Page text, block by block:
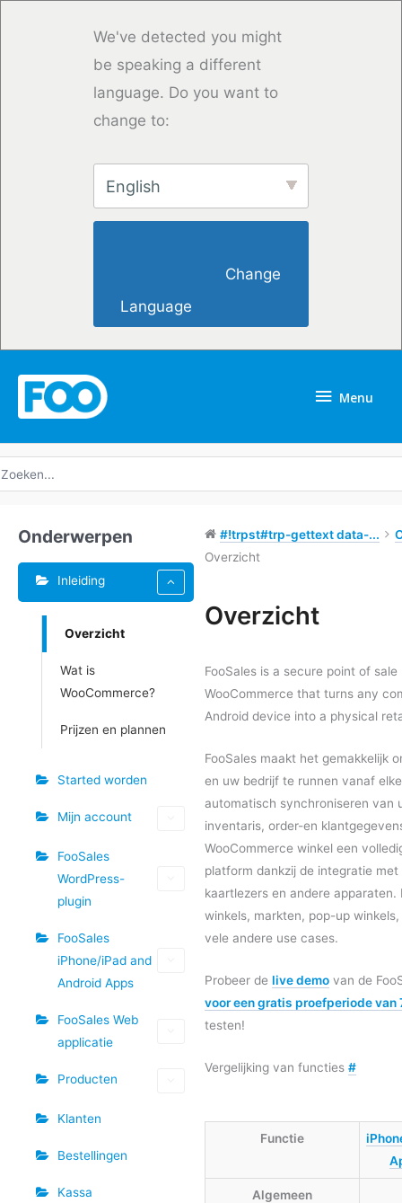
We've detected you might
be speaking a different
language. Do you want to
change to:
English
Language
Menu
Onderwerpen
Inleiding
Overzicht
Wat is
WooCommerce?
Prijzen en plannen
Started worden
Mijn account
FooSales
WordPress-
plugin
FooSales
iPhone/iPad and
Android Apps
FooSales Web
applicatie
Producten
Klanten
Bestellingen
Kassa
#!trpst#trp-gettext data-...
Overzicht
Overzicht
FooSales is a secure point of
WooCommerce that turns any
Android device into a physical
FooSales maakt het gemakkelijk
en uw bedrijf te runnen vanaf
automatisch synchroniseren van
inventaris, order-en
WooCommerce winkel een
platform dankzij de integratie
kaartlezers en andere
winkels, markten, pop-up
vele andere use cases.
Probeer de live demo van de
voor een gratis proefperiode van
testen!
Vergelijking van functies #
Functie
Algemeen
Tags
navigatie